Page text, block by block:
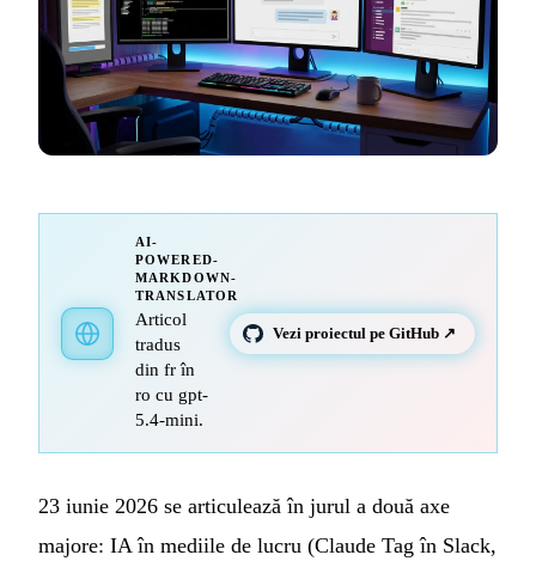
AI-
POWERED-
MARKDOWN-
TRANSLATOR
Articol
tradus
din fr în
ro cu gpt-
5.4-mini.
Vezi proiectul pe GitHub ↗
23 iunie 2026 se articulează în jurul a două axe
majore: IA în mediile de lucru (Claude Tag în Slack,